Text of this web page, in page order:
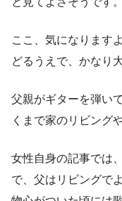
ここ、気になります
どるうえで、かなり
父親がギターを弾い
くまで家のリビング
女性自身の記事では
で、父はリビングで